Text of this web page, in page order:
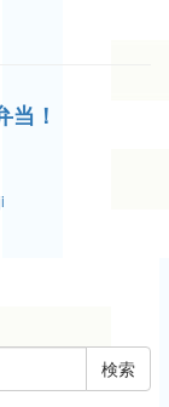
！